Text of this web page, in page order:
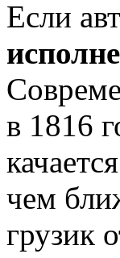
Если
в 1816
чем
грузик